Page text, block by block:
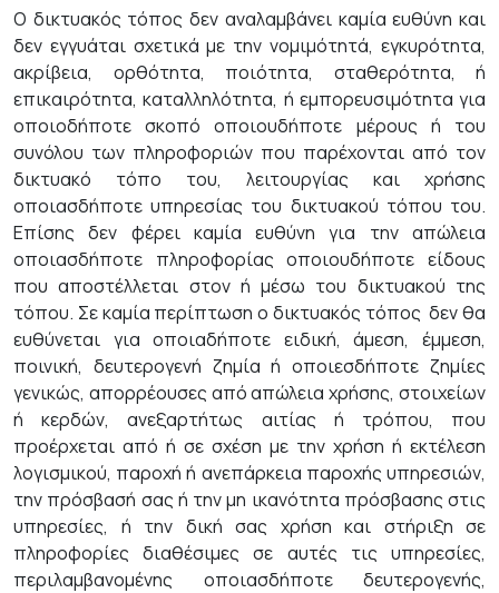
Ο δικτυακός τόπος δεν αναλαμβάνει καμία ευθύνη και
δεν εγγυάται σχετικά με την νομιμότητά, εγκυρότητα,
ακρίβεια, ορθότητα, ποιότητα, σταθερότητα, ή
επικαιρότητα, καταλληλότητα, ή εμπορευσιμότητα για
οποιοδήποτε σκοπό οποιουδήποτε μέρους ή του
συνόλου των πληροφοριών που παρέχονται από τον
δικτυακό τόπο του, λειτουργίας και χρήσης
οποιασδήποτε υπηρεσίας του δικτυακού τόπου του.
Επίσης δεν φέρει καμία ευθύνη για την απώλεια
οποιασδήποτε πληροφορίας οποιουδήποτε είδους
που αποστέλλεται στον ή μέσω του δικτυακού της
τόπου. Σε καμία περίπτωση ο δικτυακός τόπος δεν θα
ευθύνεται για οποιαδήποτε ειδική, άμεση, έμμεση,
ποινική, δευτερογενή ζημία ή οποιεσδήποτε ζημίες
γενικώς, απορρέουσες από απώλεια χρήσης, στοιχείων
ή κερδών, ανεξαρτήτως αιτίας ή τρόπου, που
προέρχεται από ή σε σχέση με την χρήση ή εκτέλεση
λογισμικού, παροχή ή ανεπάρκεια παροχής υπηρεσιών,
την πρόσβασή σας ή την μη ικανότητα πρόσβασης στις
υπηρεσίες, ή την δική σας χρήση και στήριξη σε
πληροφορίες διαθέσιμες σε αυτές τις υπηρεσίες,
περιλαμβανομένης οποιασδήποτε δευτερογενής,